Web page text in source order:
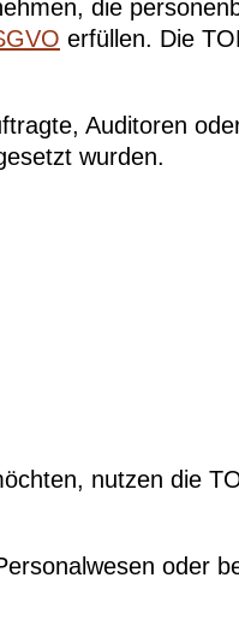
die
erfüllen. Die
Auditoren
wurden.
nutzen die
oder